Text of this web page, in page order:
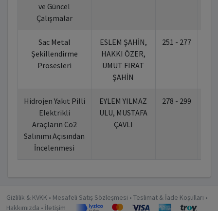
ve Güncel
Çalışmalar
Sac Metal
Şekillendirme
Prosesleri
ESLEM ŞAHİN,
HAKKI ÖZER,
UMUT FIRAT
ŞAHİN
251 - 277
Hidrojen Yakıt Pilli
Elektrikli
Araçların Co2
Salınımı Açısından
İncelenmesi
EYLEM YILMAZ
ULU, MUSTAFA
ÇAVLI
278 - 299
Gizlilik & KVKK • Mesafeli Satış Sözleşmesi • Teslimat & İade Koşulları •
Hakkımızda • İletişim